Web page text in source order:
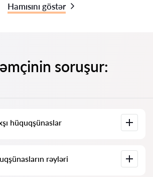
Hamısını göstər
soruşur:
hüquqşünaslar
rəylər, telefon nömrəsi və ünvan.
rəyləri